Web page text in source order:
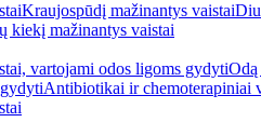
Kraujospūdį mažinantys vaistai
kiekį mažinantys vaistai
vartojami odos ligoms gydytiOdą
Antibiotikai ir chemoterapiniai